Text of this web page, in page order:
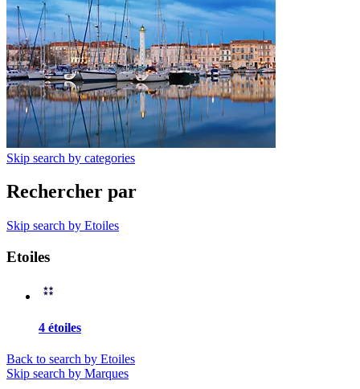
Skip search by categories
Rechercher par
Skip search by Etoiles
Etoiles
4 étoiles
Back to search by Etoiles
Skip search by Marques